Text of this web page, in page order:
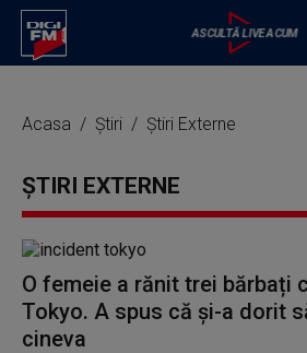
Acasa Știri Știri Externe
ȘTIRI EXTERNE
O femeie a rănit trei bărbați
Tokyo. A spus că și-a dorit
cineva